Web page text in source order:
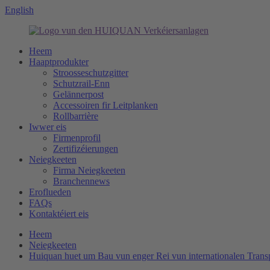
English
Heem
Haaptprodukter
Stroosseschutzgitter
Schutzrail-Enn
Gelännerpost
Accessoiren fir Leitplanken
Rollbarrière
Iwwer eis
Firmenprofil
Zertifizéierungen
Neiegkeeten
Firma Neiegkeeten
Branchennews
Eroflueden
FAQs
Kontaktéiert eis
Heem
Neiegkeeten
Huiquan huet um Bau vun enger Rei vun internationalen